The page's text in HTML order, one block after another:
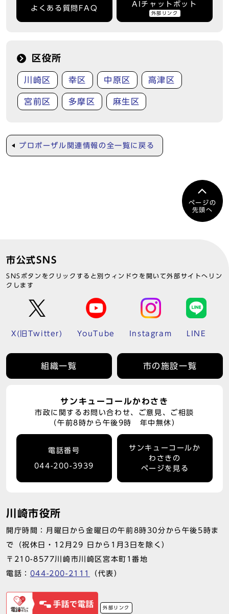
よくある質問FAQ
AIチャットボット
外部リンク
区役所
川崎区 幸区 中原区 高津区
宮前区 多摩区 麻生区
プロポーザル関連情報の全一覧に戻る
ページの
先頭へ
市公式SNS
SNSボタンをクリックすると別ウィンドウを開いて外部サイトへリン
クします
X(旧Twitter) YouTube Instagram LINE
組織一覧 市の施設一覧
サンキューコールかわさき
市政に関するお問い合わせ、ご意見、ご相談
（午前8時から午後9時 年中無休）
電話番号
044-200-3939
サンキューコールか
わさきの
ページを見る
川崎市役所
開庁時間：月曜日から金曜日の午前8時30分から午後5時ま
で（祝休日・12月29 日から1月3日を除く）
〒210-8577川崎市川崎区宮本町1番地
電話： 044-200-2111 （代表）
外部リンク